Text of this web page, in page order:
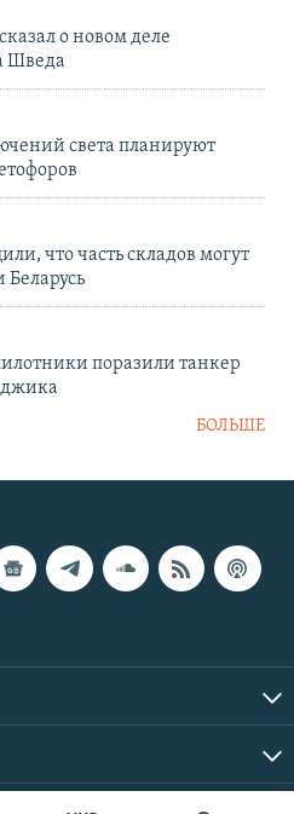
о новом деле
Шведа
света планируют
что часть складов могут
Беларусь
поразили танкер
БОЛЬШЕ